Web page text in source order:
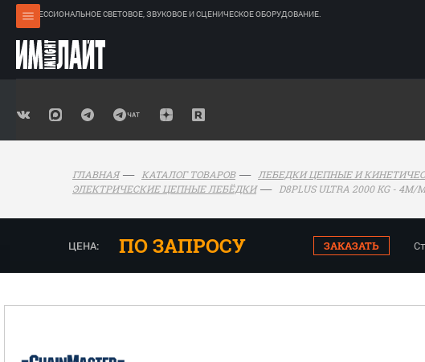
ПРОФЕССИОНАЛЬНОЕ СВЕТОВОЕ, ЗВУКОВОЕ И СЦЕНИЧЕСКОЕ ОБОРУДОВАНИЕ.
ГЛАВНАЯ КАТАЛОГ ТОВАРОВ ЛЕБЕДКИ ЦЕПНЫЕ И
ЭЛЕКТРИЧЕСКИЕ ЦЕПНЫЕ ЛЕБЁДКИ
D8PLUS ULTRA 2000 KG - 4M/
ЦЕНА: ПО ЗАПРОСУ ЗАКАЗАТЬ